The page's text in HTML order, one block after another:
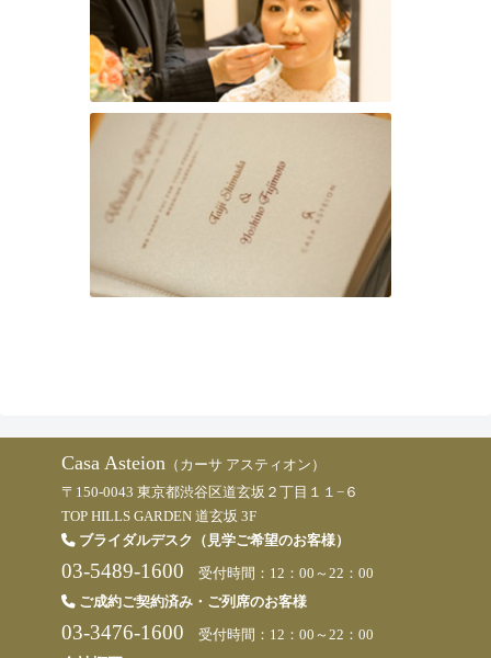
Casa Asteion （カーサ アスティオン）
〒150-0043 東京都渋谷区道玄坂２丁目１１−６
TOP HILLS GARDEN 道玄坂 3F
ブライダルデスク（見学ご希望のお客様）
03-5489-1600 受付時間：12：00～22：00
ご成約ご契約済み・ご列席のお客様
03-3476-1600 受付時間：12：00～22：00